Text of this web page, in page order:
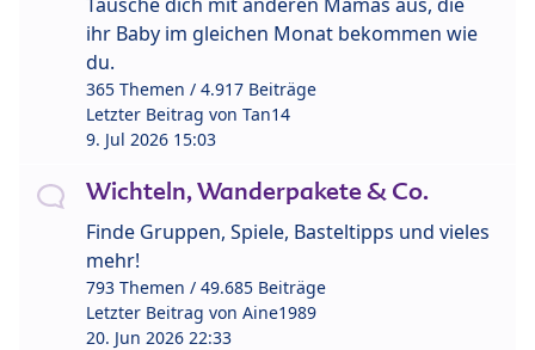
ihr Baby im gleichen Monat bekommen wie
du.
365 Themen / 4.917 Beiträge
Letzter Beitrag von Tan14
9. Jul 2026 15:03
Wichteln, Wanderpakete & Co.
Finde Gruppen, Spiele, Basteltipps und vieles
mehr!
793 Themen / 49.685 Beiträge
Letzter Beitrag von Aine1989
20. Jun 2026 22:33